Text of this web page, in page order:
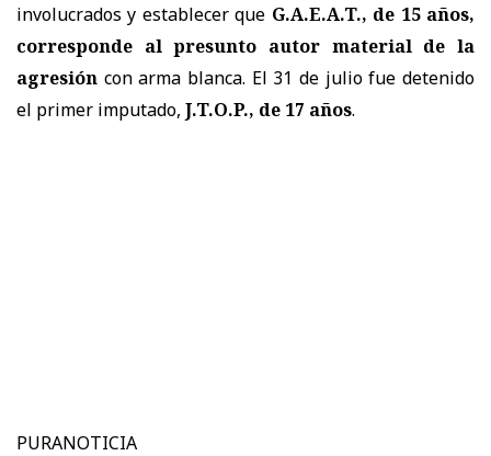
involucrados y establecer que G.A.E.A.T., de 15 años,
corresponde al presunto autor material de la
agresión con arma blanca. El 31 de julio fue detenido
el primer imputado, J.T.O.P., de 17 años.
PURANOTICIA